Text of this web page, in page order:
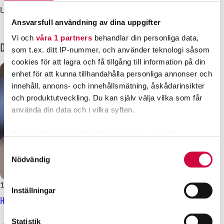
Ansvarsfull användning av dina uppgifter
Vi och våra 1 partners behandlar din personliga data,
som t.ex. ditt IP-nummer, och använder teknologi såsom
cookies för att lagra och få tillgång till information på din
enhet för att kunna tillhandahålla personliga annonser och
innehåll, annons- och innehållsmätning, åskådarinsikter
och produktutveckling. Du kan själv välja vilka som får
använda din data och i vilka syften.
Du kan ändra eller dra tillbaka ditt samtycke när som
Vi använder enhetsidentifierare för att anpassa innehållet
för sociala medier och analysera vår trafik. Vi
Nödvändig
Inställningar
Statistik
Laura Tuominen, ansvarig avtalsexpert, JHL, 050 409 2460
Dessa kanske också intresserar dig
12.2.2026
Hälsovårdsbranschens kollektivavtalsförhandlingar inleddes